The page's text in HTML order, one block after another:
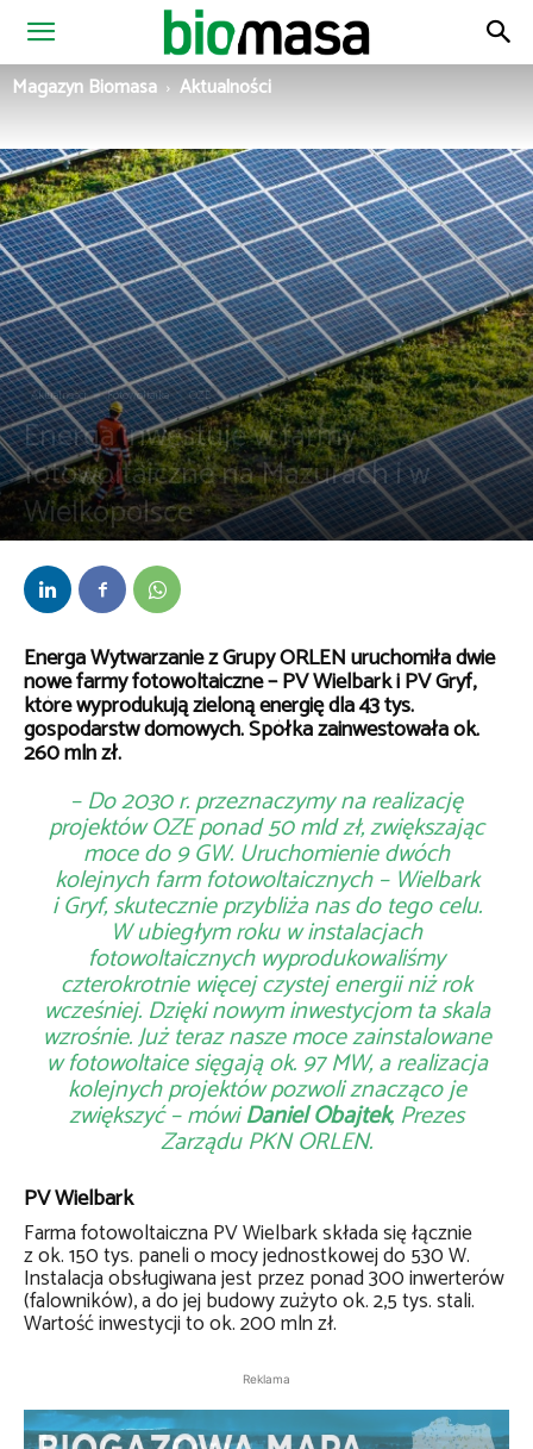
Magazyn
Magazyn Biomasa Aktualności
Aktualności Fotowoltaika OZE
Energa inwestuje w farmy
fotowoltaiczne na Mazurach i w
Wielkopolsce
Energa Wytwarzanie z Grupy ORLEN uruchomiła dwie
nowe farmy fotowoltaiczne – PV Wielbark i PV Gryf,
które wyprodukują zieloną energię dla 43 tys.
gospodarstw domowych. Spółka zainwestowała ok.
260 mln zł.
– Do 2030 r. przeznaczymy na realizację
projektów OZE ponad 50 mld zł, zwiększając
moce do 9 GW. Uruchomienie dwóch
kolejnych farm fotowoltaicznych – Wielbark
i Gryf, skutecznie przybliża nas do tego celu.
W ubiegłym roku w instalacjach
fotowoltaicznych wyprodukowaliśmy
czterokrotnie więcej czystej energii niż rok
wcześniej. Dzięki nowym inwestycjom ta skala
wzrośnie. Już teraz nasze moce zainstalowane
w fotowoltaice sięgają ok. 97 MW, a realizacja
kolejnych projektów pozwoli znacząco je
zwiększyć – mówiDaniel Obajtek, Prezes
Zarządu PKN ORLEN.
PV Wielbark
Farma fotowoltaiczna PV Wielbark składa się łącznie
z ok. 150 tys. paneli o mocy jednostkowej do 530 W.
Instalacja obsługiwana jest przez ponad 300 inwerterów
(falowników), a do jej budowy zużyto ok. 2,5 tys. stali.
Wartość inwestycji to ok. 200 mln zł.
Reklama